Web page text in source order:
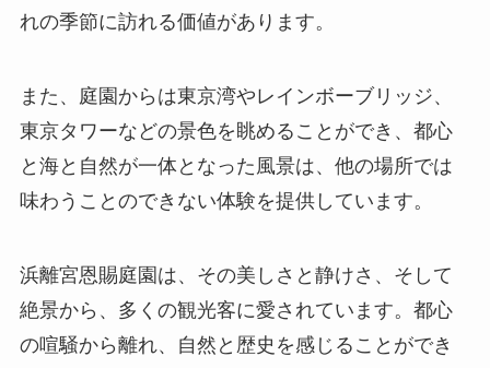
れの季節に訪れる価値があります。
また、庭園からは東京湾やレインボーブリッジ、
東京タワーなどの景色を眺めることができ、都心
と海と自然が一体となった風景は、他の場所では
味わうことのできない体験を提供しています。
浜離宮恩賜庭園は、その美しさと静けさ、そして
絶景から、多くの観光客に愛されています。都心
の喧騒から離れ、自然と歴史を感じることができ